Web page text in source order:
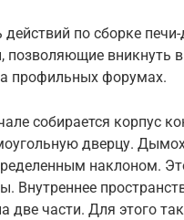
по сборке
вникнуть в
профильных форумах.
собирается корпус
дверцу.
наклоном.
Внутреннее
две части. Для этого